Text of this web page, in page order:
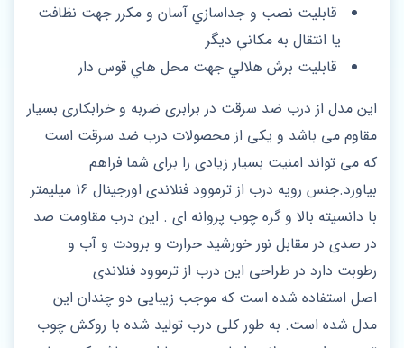
قابليت نصب و جداسازي آسان و مكرر جهت نظافت
يا انتقال به مكاني ديگر
قابليت برش هلالي جهت محل هاي قوس دار
این مدل از درب ضد سرقت در برابری ضربه و خرابکاری بسیار
مقاوم می باشد و یکی از محصولات درب ضد سرقت است
که می تواند امنیت بسیار زیادی را برای شما فراهم
بیاورد.جنس رویه درب از ترموود فنلاندی اورجینال 16 میلیمتر
با دانسیته بالا و گره چوب پروانه ای . این درب مقاومت صد
در صدی در مقابل نور خورشید حرارت و برودت و آب و
رطوبت دارد در طراحی این درب از ترموود فنلاندی
اصل استفاده شده است که موجب زیبایی دو چندان این
مدل شده است. به طور کلی درب تولید شده با روکش چوب